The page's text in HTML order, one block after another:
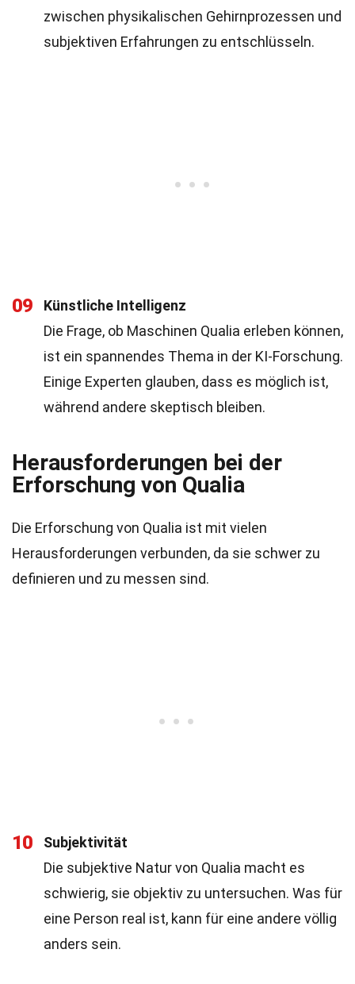
zwischen physikalischen Gehirnprozessen und
subjektiven Erfahrungen zu entschlüsseln.
09
Künstliche Intelligenz
Die Frage, ob Maschinen Qualia erleben können,
ist ein spannendes Thema in der KI-Forschung.
Einige Experten glauben, dass es möglich ist,
während andere skeptisch bleiben.
Herausforderungen bei der
Erforschung von Qualia
Die Erforschung von Qualia ist mit vielen
Herausforderungen verbunden, da sie schwer zu
definieren und zu messen sind.
10
Subjektivität
Die subjektive Natur von Qualia macht es
schwierig, sie objektiv zu untersuchen. Was für
eine Person real ist, kann für eine andere völlig
anders sein.